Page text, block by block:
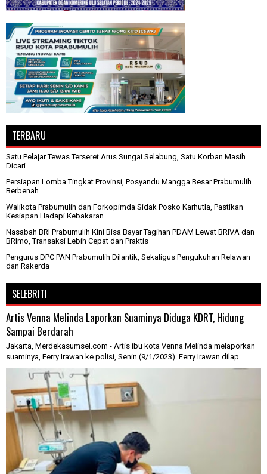
TERBARU
Satu Pelajar Tewas Terseret Arus Sungai Selabung, Satu Korban Masih
Dicari
Persiapan Lomba Tingkat Provinsi, Posyandu Mangga Besar Prabumulih
Berbenah
Walikota Prabumulih dan Forkopimda Sidak Posko Karhutla, Pastikan
Kesiapan Hadapi Kebakaran
Nasabah BRI Prabumulih Kini Bisa Bayar Tagihan PDAM Lewat BRIVA dan
BRImo, Transaksi Lebih Cepat dan Praktis
Pengurus DPC PAN Prabumulih Dilantik, Sekaligus Pengukuhan Relawan
dan Rakerda
SELEBRITI
Artis Venna Melinda Laporkan Suaminya Diduga KDRT, Hidung
Sampai Berdarah
Jakarta, Merdekasumsel.com - Artis ibu kota Venna Melinda melaporkan
suaminya, Ferry Irawan ke polisi, Senin (9/1/2023). Ferry Irawan dilap...